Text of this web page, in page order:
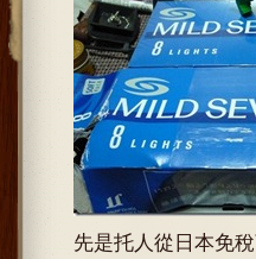
先是托人從日本免